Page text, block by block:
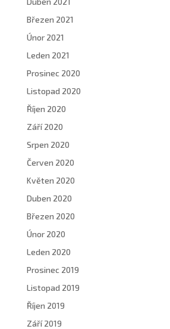
Březen 2021
Únor 2021
Leden 2021
Prosinec 2020
Listopad 2020
Říjen 2020
Září 2020
Srpen 2020
Červen 2020
Květen 2020
Duben 2020
Březen 2020
Únor 2020
Leden 2020
Prosinec 2019
Listopad 2019
Říjen 2019
Září 2019